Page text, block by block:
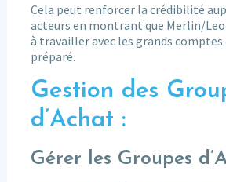
Cela peut renforcer la crédibilité
acteurs en montrant que Merlin/
à travailler avec les grands
préparé.
Gestion des
d’Achat :
Gérer les Groupes